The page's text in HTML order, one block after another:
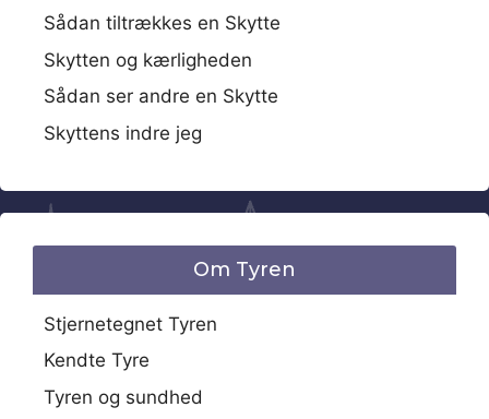
Sådan tiltrækkes en Skytte
Skytten og kærligheden
Sådan ser andre en Skytte
Skyttens indre jeg
Om Tyren
Stjernetegnet Tyren
Kendte Tyre
Tyren og sundhed